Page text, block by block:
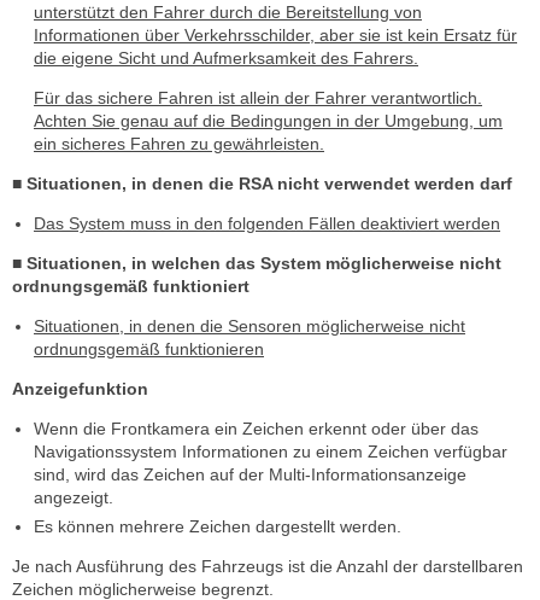
unterstützt den Fahrer durch die Bereitstellung von
Informationen über Verkehrsschilder, aber sie ist kein Ersatz für
die eigene Sicht und Aufmerksamkeit des Fahrers.
Für das sichere Fahren ist allein der Fahrer verantwortlich.
Achten Sie genau auf die Bedingungen in der Umgebung, um
ein sicheres Fahren zu gewährleisten.
■ Situationen, in denen die RSA nicht verwendet werden darf
Das System muss in den folgenden Fällen deaktiviert werden
■ Situationen, in welchen das System möglicherweise nicht
ordnungsgemäß funktioniert
Situationen, in denen die Sensoren möglicherweise nicht
ordnungsgemäß funktionieren
Anzeigefunktion
Wenn die Frontkamera ein Zeichen erkennt oder über das
Navigationssystem Informationen zu einem Zeichen verfügbar
sind, wird das Zeichen auf der Multi-Informationsanzeige
angezeigt.
Es können mehrere Zeichen dargestellt werden.
Je nach Ausführung des Fahrzeugs ist die Anzahl der darstellbaren
Zeichen möglicherweise begrenzt.